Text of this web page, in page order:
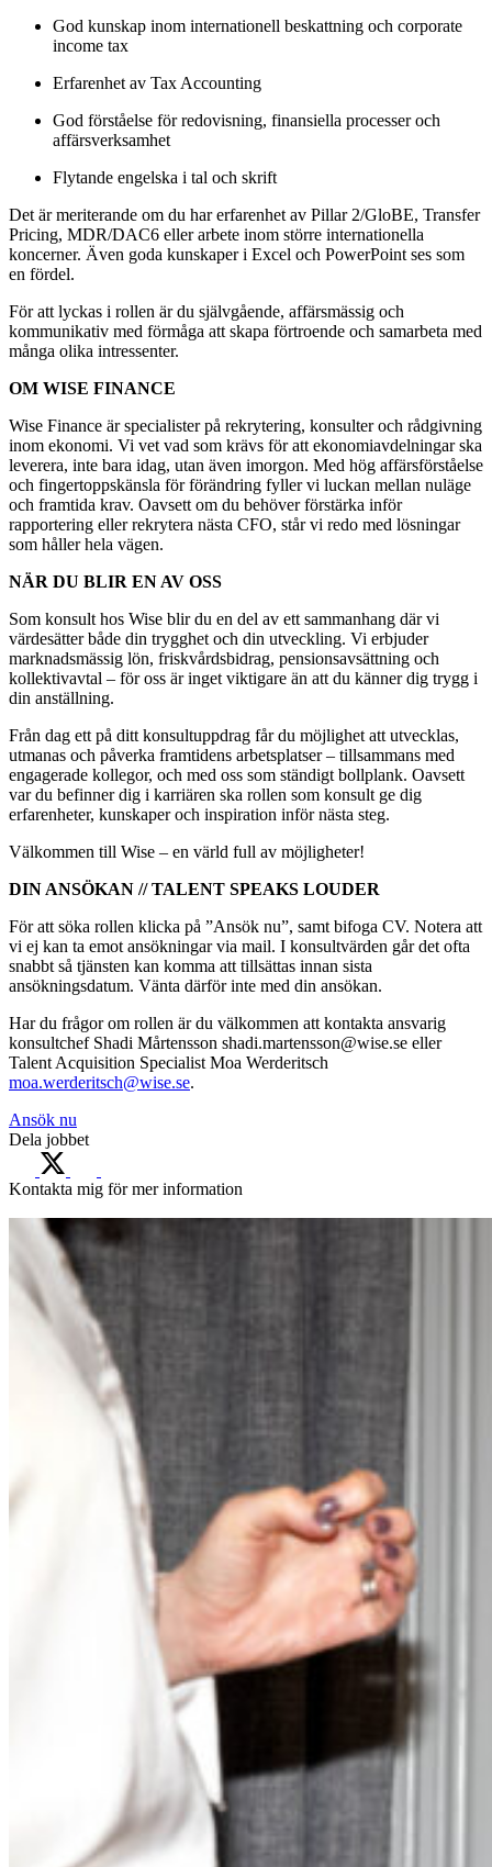
God kunskap inom internationell beskattning och corporate
income tax
Erfarenhet av Tax Accounting
God förståelse för redovisning, finansiella processer och
affärsverksamhet
Flytande engelska i tal och skrift
Det är meriterande om du har erfarenhet av Pillar 2/GloBE, Transfer
Pricing, MDR/DAC6 eller arbete inom större internationella
koncerner. Även goda kunskaper i Excel och PowerPoint ses som
en fördel.
För att lyckas i rollen är du självgående, affärsmässig och
kommunikativ med förmåga att skapa förtroende och samarbeta med
många olika intressenter.
OM WISE FINANCE
Wise Finance är specialister på rekrytering, konsulter och rådgivning
inom ekonomi. Vi vet vad som krävs för att ekonomiavdelningar ska
leverera, inte bara idag, utan även imorgon. Med hög affärsförståelse
och fingertoppskänsla för förändring fyller vi luckan mellan nuläge
och framtida krav. Oavsett om du behöver förstärka inför
rapportering eller rekrytera nästa CFO, står vi redo med lösningar
som håller hela vägen.
NÄR DU BLIR EN AV OSS
Som konsult hos Wise blir du en del av ett sammanhang där vi
värdesätter både din trygghet och din utveckling. Vi erbjuder
marknadsmässig lön, friskvårdsbidrag, pensionsavsättning och
kollektivavtal – för oss är inget viktigare än att du känner dig trygg i
din anställning.
Från dag ett på ditt konsultuppdrag får du möjlighet att utvecklas,
utmanas och påverka framtidens arbetsplatser – tillsammans med
engagerade kollegor, och med oss som ständigt bollplank. Oavsett
var du befinner dig i karriären ska rollen som konsult ge dig
erfarenheter, kunskaper och inspiration inför nästa steg.
Välkommen till Wise – en värld full av möjligheter!
DIN ANSÖKAN // TALENT SPEAKS LOUDER
För att söka rollen klicka på ”Ansök nu”, samt bifoga CV. Notera att
vi ej kan ta emot ansökningar via mail. I konsultvärden går det ofta
snabbt så tjänsten kan komma att tillsättas innan sista
ansökningsdatum. Vänta därför inte med din ansökan.
Har du frågor om rollen är du välkommen att kontakta ansvarig
konsultchef Shadi Mårtensson shadi.martensson@wise.se eller
Talent Acquisition Specialist Moa Werderitsch
moa.werderitsch@wise.se.
Ansök nu
Dela jobbet
Kontakta mig för mer information